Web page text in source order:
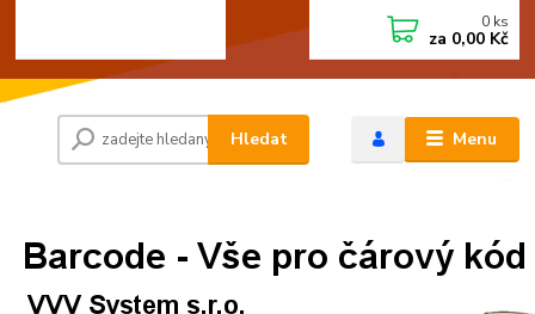
Menu
Hledat
0 ks
za 0,00 Kč